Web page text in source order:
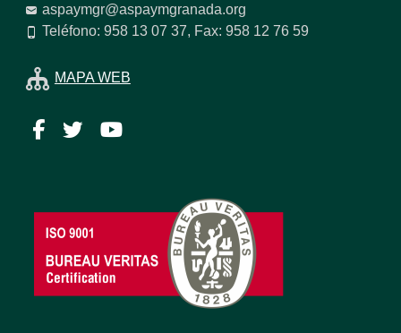
aspaymgr@aspaymgranada.org
Teléfono: 958 13 07 37, Fax: 958 12 76 59
MAPA WEB
Facebook
TwitterYouTube